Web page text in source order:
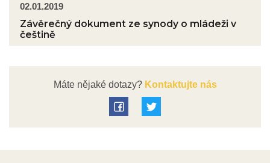
02.01.2019
Závěrečný dokument ze synody o mládeži v
češtině
Máte nějaké dotazy?Kontaktujte nás